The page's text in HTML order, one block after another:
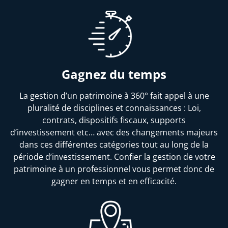
Gagnez du temps
La gestion d’un patrimoine à 360° fait appel à une
pluralité de disciplines et connaissances : Loi,
contrats, dispositifs fiscaux, supports
d’investissement etc… avec des changements majeurs
dans ces différentes catégories tout au long de la
période d’investissement. Confier la gestion de votre
patrimoine à un professionnel vous permet donc de
gagner en temps et en efficacité.